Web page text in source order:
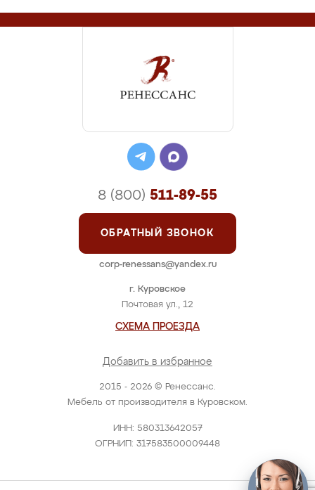
2015 - 2026 © Ренессанс.
Мебель от производителя в Куровском.
ИНН: 580313642057
ОГРНИП: 317583500009448
г. Куровское
Почтовая ул., 12
СХЕМА ПРОЕЗДА
Добавить в избранное
8 (800) 511-89-55
ОБРАТНЫЙ ЗВОНОК
corp-renessans@yandex.ru